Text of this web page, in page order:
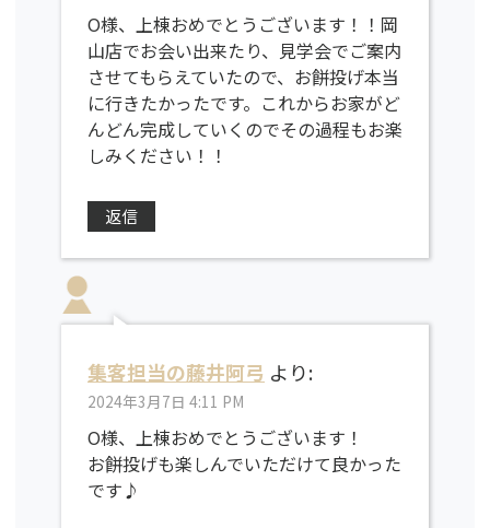
O様、上棟おめでとうございます！！岡
山店でお会い出来たり、見学会でご案内
させてもらえていたので、お餅投げ本当
に行きたかったです。これからお家がど
んどん完成していくのでその過程もお楽
しみください！！
返信
集客担当の藤井阿弓 より:
2024年3月7日 4:11 PM
O様、上棟おめでとうございます！
お餅投げも楽しんでいただけて良かった
です♪